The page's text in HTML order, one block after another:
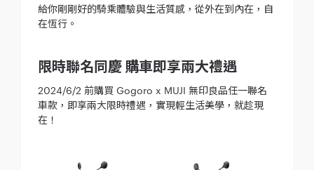
給你剛剛好的騎乘體驗與生活質感，從外在到內在，自
在恆行。
限時聯名同慶 購車即享兩大禮遇
2024/6/2 前購買 Gogoro x MUJI 無印良品任一聯名
車款，即享兩大限時禮遇，實現輕生活美學，就趁現
在！